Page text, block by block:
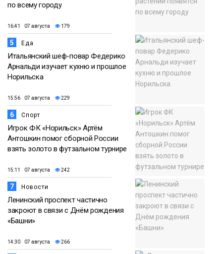
по всему городу
16:41 07 августа 179
5 Еда
Итальянский шеф-повар Федерико
Арнальди изучает кухню и прошлое
Норильска
15:56 07 августа 229
6 Спорт
Игрок ФК «Норильск» Артём
Антошкин помог сборной России
взять золото в футзальном турнире
15:11 07 августа 242
7 Новости
Ленинский проспект частично
закроют в связи с Днём рождения
«Башни»
14:30 07 августа 266